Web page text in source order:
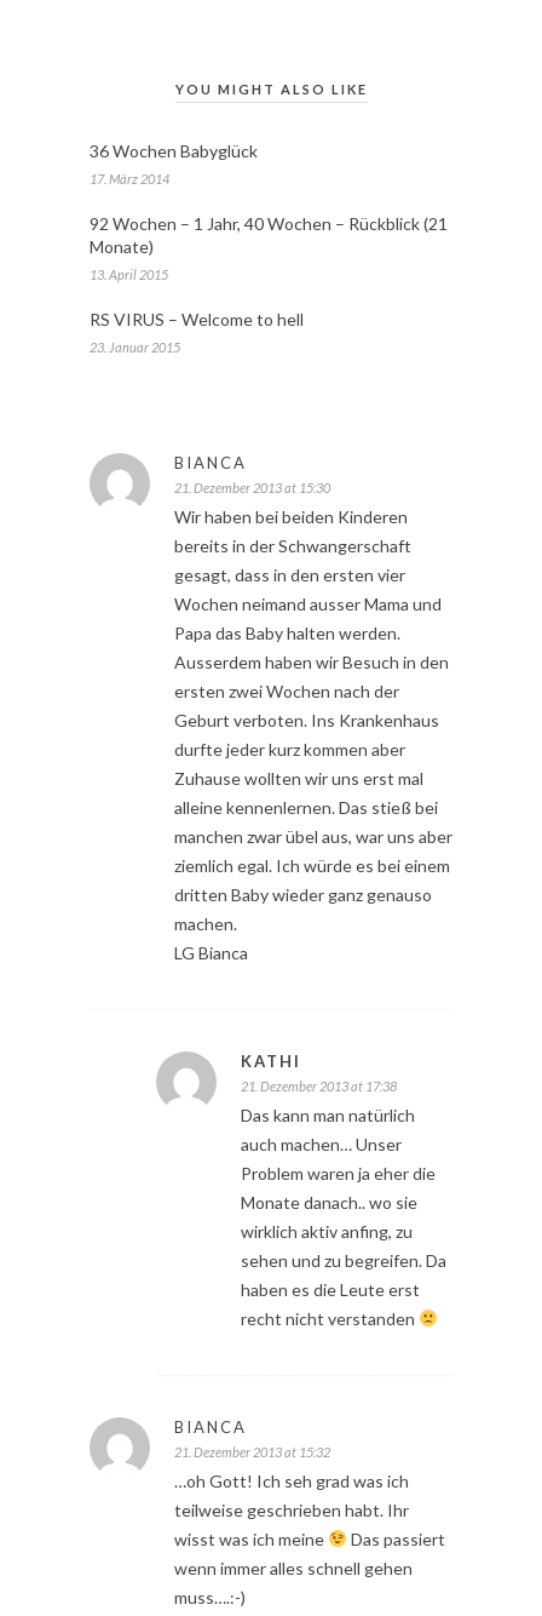
YOU MIGHT ALSO LIKE
36 Wochen Babyglück
17. März 2014
92 Wochen – 1 Jahr, 40 Wochen – Rückblick (21
Monate)
13. April 2015
RS VIRUS – Welcome to hell
23. Januar 2015
BIANCA
21. Dezember 2013 at 15:30
Wir haben bei beiden Kinderen
bereits in der Schwangerschaft
gesagt, dass in den ersten vier
Wochen neimand ausser Mama und
Papa das Baby halten werden.
Ausserdem haben wir Besuch in den
ersten zwei Wochen nach der
Geburt verboten. Ins Krankenhaus
durfte jeder kurz kommen aber
Zuhause wollten wir uns erst mal
alleine kennenlernen. Das stieß bei
manchen zwar übel aus, war uns aber
ziemlich egal. Ich würde es bei einem
dritten Baby wieder ganz genauso
machen.
LG Bianca
KATHI
21. Dezember 2013 at 17:38
Das kann man natürlich
auch machen… Unser
Problem waren ja eher die
Monate danach.. wo sie
wirklich aktiv anfing, zu
sehen und zu begreifen. Da
haben es die Leute erst
recht nicht verstanden
BIANCA
21. Dezember 2013 at 15:32
…oh Gott! Ich seh grad was ich
teilweise geschrieben habt. Ihr
wisst was ich meine
Das passiert
wenn immer alles schnell gehen
muss….:-)